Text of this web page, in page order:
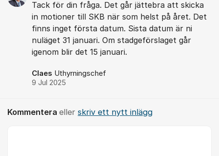
Tack för din fråga. Det går jättebra att skicka
in motioner till SKB när som helst på året. Det
finns inget första datum. Sista datum är ni
nuläget 31 januari. Om stadgeförslaget går
igenom blir det 15 januari.
Claes Uthyrningschef
9 Jul 2025
Kommentera eller skriv ett nytt inlägg